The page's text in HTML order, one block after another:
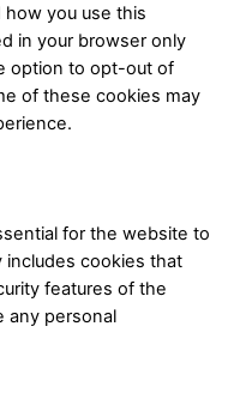
you use this
in your browser only
option to opt-out of
of these cookies may
for the website to
includes cookies that
features of the
any personal